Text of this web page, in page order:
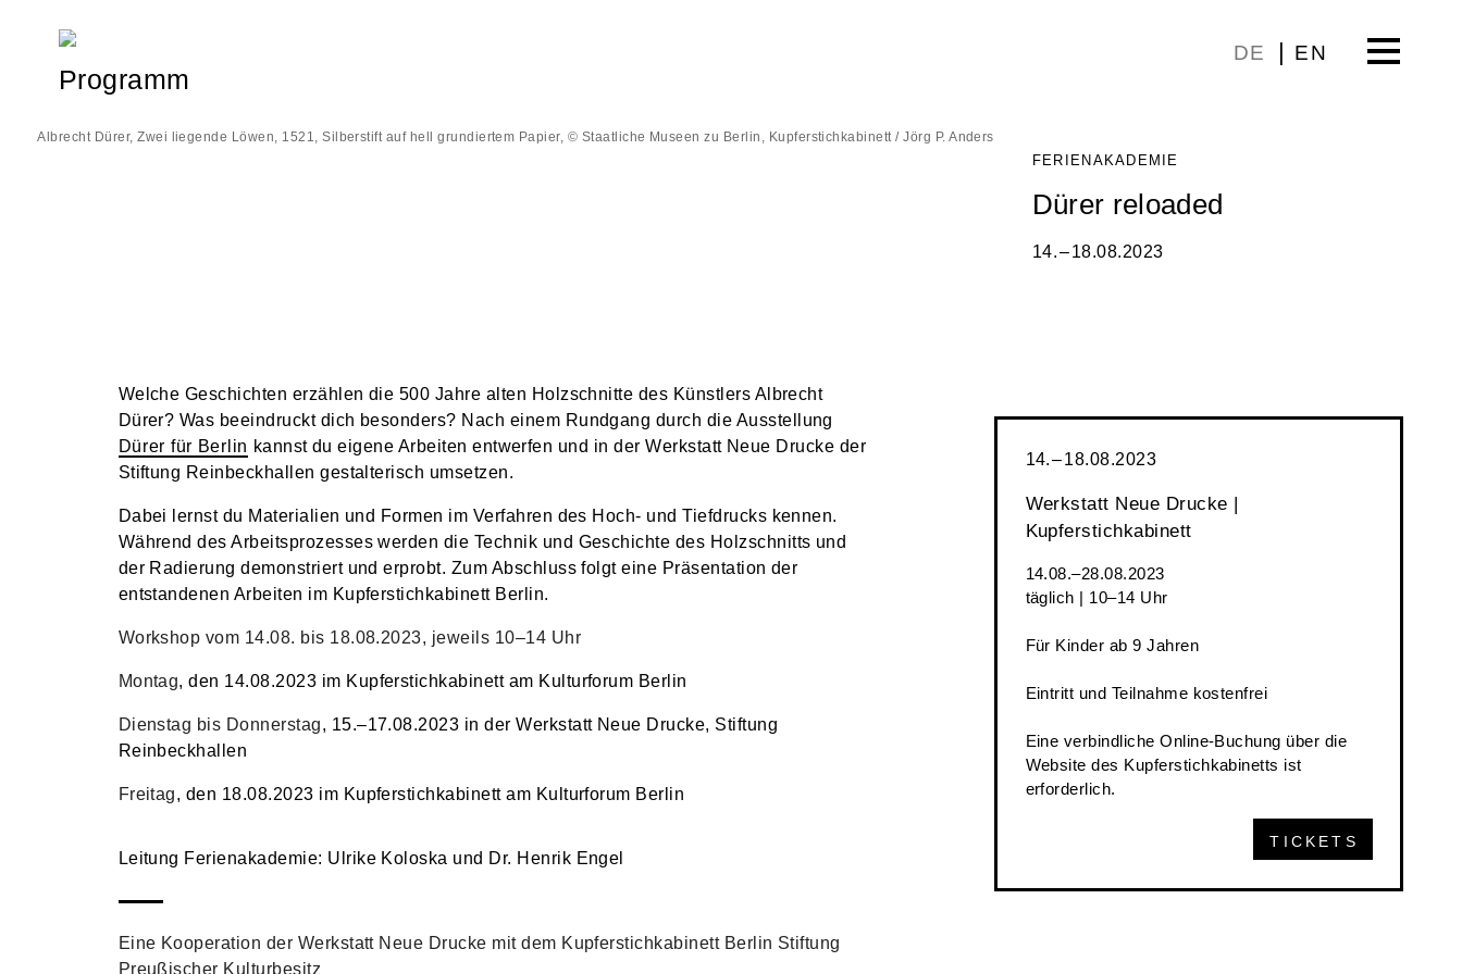
DE EN
Programm
Albrecht Dürer, Zwei liegende Löwen, 1521, Silberstift auf hell grundiertem Papier, © Staatliche Museen zu Berlin, Kupferstichkabinett / Jörg P. Anders
FERIENAKADEMIE
Dürer reloaded
14. – 18.08.2023
Welche Geschichten erzählen die 500 Jahre alten Holzschnitte des Künstlers Albrecht
Dürer? Was beeindruckt dich besonders? Nach einem Rundgang durch die Ausstellung
Dürer für Berlin kannst du eigene Arbeiten entwerfen und in der Werkstatt Neue Drucke der
Stiftung Reinbeckhallen gestalterisch umsetzen.
Dabei lernst du Materialien und Formen im Verfahren des Hoch- und Tiefdrucks kennen.
Während des Arbeitsprozesses werden die Technik und Geschichte des Holzschnitts und
der Radierung demonstriert und erprobt. Zum Abschluss folgt eine Präsentation der
entstandenen Arbeiten im Kupferstichkabinett Berlin.
Workshop vom 14.08. bis 18.08.2023, jeweils 10–14 Uhr
Montag, den 14.08.2023 im Kupferstichkabinett am Kulturforum Berlin
Dienstag bis Donnerstag, 15.–17.08.2023 in der Werkstatt Neue Drucke, Stiftung
Reinbeckhallen
Freitag, den 18.08.2023 im Kupferstichkabinett am Kulturforum Berlin
Leitung Ferienakademie: Ulrike Koloska und Dr. Henrik Engel
Eine Kooperation der Werkstatt Neue Drucke mit dem Kupferstichkabinett Berlin Stiftung
Preußischer Kulturbesitz
14. – 18.08.2023
Werkstatt Neue Drucke |
Kupferstichkabinett
14.08.–28.08.2023
täglich | 10–14 Uhr
Für Kinder ab 9 Jahren
Eintritt und Teilnahme kostenfrei
Eine verbindliche Online-Buchung über die
Website des Kupferstichkabinetts ist
erforderlich.
TICKETS